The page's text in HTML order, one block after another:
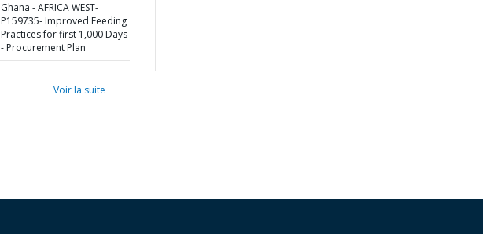
Ghana - AFRICA WEST-
P159735- Improved Feeding
Practices for first 1,000 Days
- Procurement Plan
Voir la suite